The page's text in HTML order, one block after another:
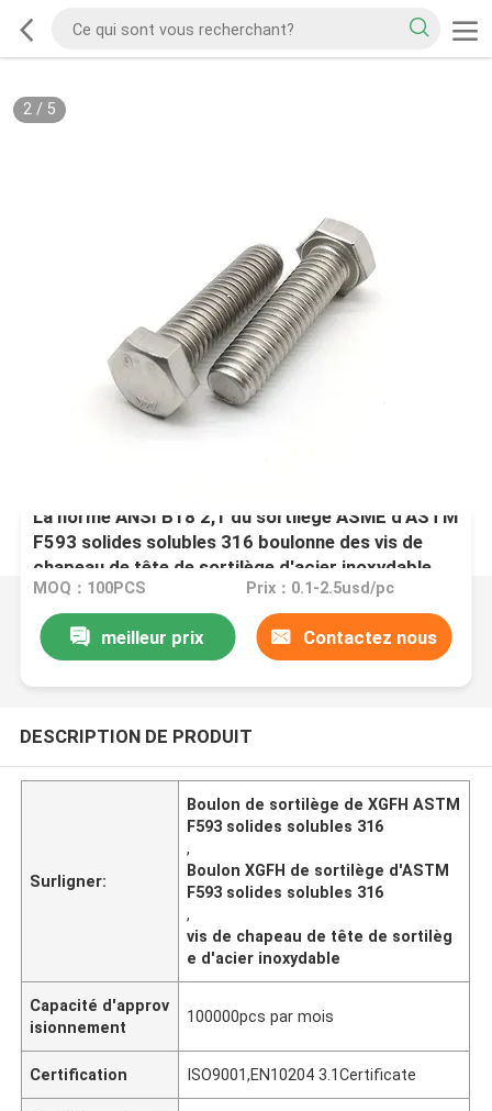
2/ 5
La norme ANSI B18 2,1 du sortilège ASME d'ASTM
F593 solides solubles 316 boulonne des vis de
chapeau de tête de sortilège d'acier inoxydable
MOQ：100PCS Prix：0.1-2.5usd/pc
meilleur prix Contactez nous
DESCRIPTION DE PRODUIT
Surligner:
Boulon de sortilège de XGFH ASTM
F593 solides solubles 316
,
Boulon XGFH de sortilège d'ASTM
F593 solides solubles 316
,
vis de chapeau de tête de sortilèg
e d'acier inoxydable
Capacité d'approv
isionnement
100000pcs par mois
Certification ISO9001,EN10204 3.1Certificate